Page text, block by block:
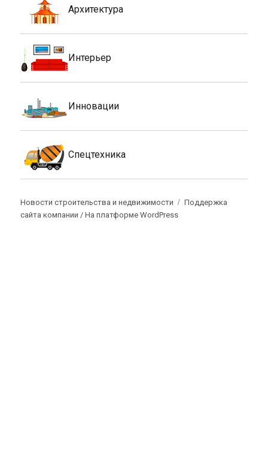
Архитектура
Интерьер
Инновации
Спецтехника
Новости строительства и недвижимости
Поддержка
сайта компании /На платформе WordPress